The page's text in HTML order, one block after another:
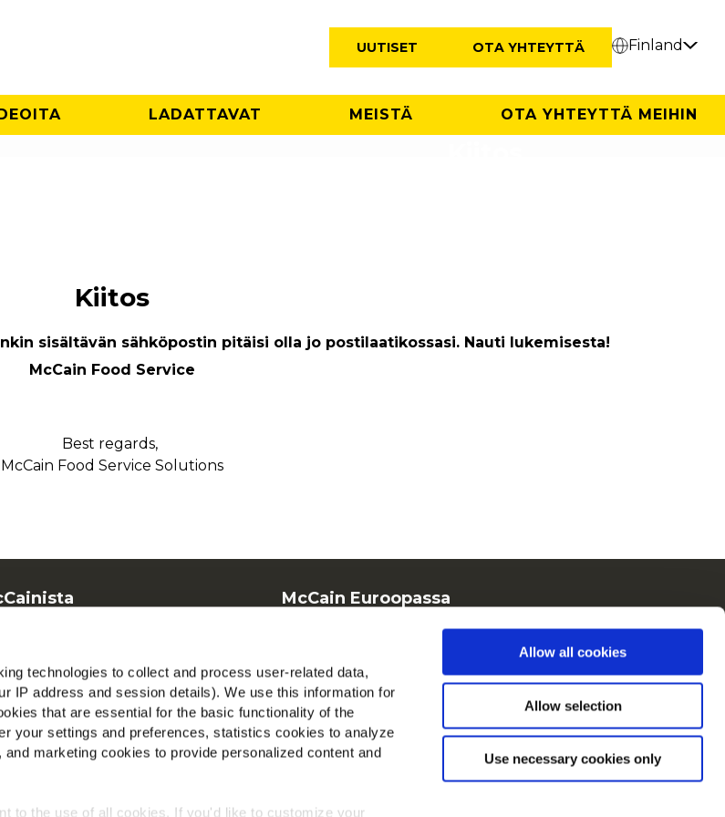
technologies to collect and process user-related data,
IP address and session details). We use this information for
that are essential for the basic functionality of the
your settings and preferences, statistics cookies to analyze
marketing cookies to provide personalized content and
to the use of all cookies. If you'd like to customize your
Allow all cookies
Allow selection
Use necessary cookies only
UUTISET OTA YHTEYTTÄ Finland
LADATTAVAT MEISTÄ OTA YHTEYTTÄ MEIHIN
Kiitos
sisältävän sähköpostin pitäisi olla jo postilaatikossasi. Nauti lukemisesta!
McCain Food Service
Best regards,
McCain Food Service Solutions
McCain Euroopassa
Löydä meidät